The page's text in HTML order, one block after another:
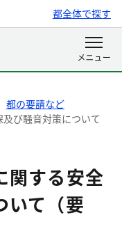
都全体で探す
都の要請など
び騒音対策について
関する安全
いて（要